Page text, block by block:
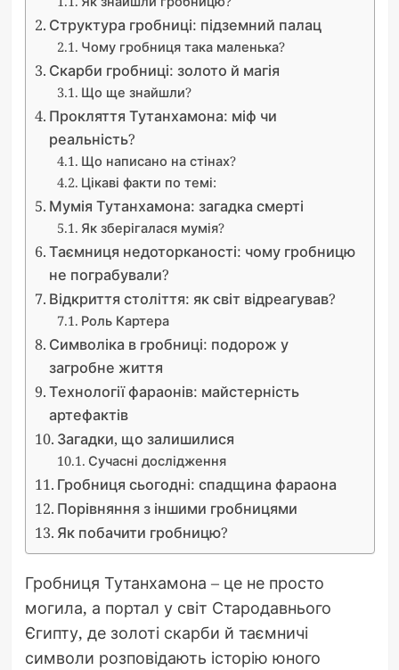
Структура гробниці: підземний палац
Чому гробниця така маленька?
Скарби гробниці: золото й магія
Що ще знайшли?
Прокляття Тутанхамона: міф чи
реальність?
Що написано на стінах?
Цікаві факти по темі:
Мумія Тутанхамона: загадка смерті
Як зберігалася мумія?
Таємниця недоторканості: чому гробницю
не пограбували?
Відкриття століття: як світ відреагував?
Роль Картера
Символіка в гробниці: подорож у
загробне життя
Технології фараонів: майстерність
артефактів
Загадки, що залишилися
Сучасні дослідження
Гробниця сьогодні: спадщина фараона
Порівняння з іншими гробницями
Як побачити гробницю?
Гробниця Тутанхамона – це не просто
могила, а портал у світ Стародавнього
Єгипту, де золоті скарби й таємничі
символи розповідають історію юного